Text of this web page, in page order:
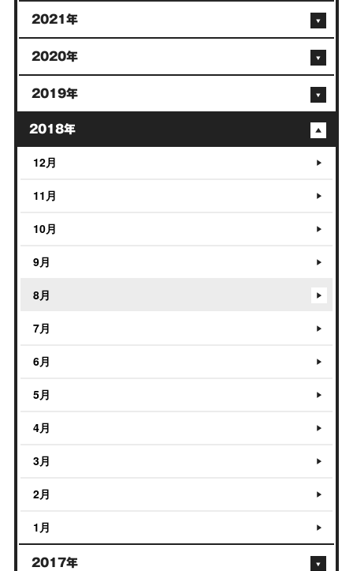
2021年
2020年
2019年
2018年
12月
11月
10月
9月
8月
7月
6月
5月
4月
3月
2月
1月
2017年